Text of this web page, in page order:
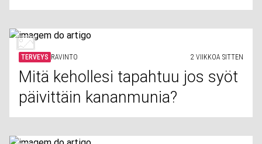
TERVEYS RAVINTO 2 VIIKKOA SITTEN
Mitä kehollesi tapahtuu jos syöt
päivittäin kananmunia?